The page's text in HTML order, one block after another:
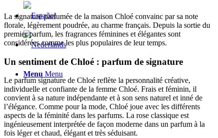
Menu Menu
La signature parfumée de la maison Chloé convainc par sa note
florale, légèrement poudrée, au charme français. Depuis la sortie du
premier parfum, les fragrances féminines et élégantes sont
considérées comme les plus populaires de leur temps.
Un sentiment de Chloé : parfum de signature
Le parfum signature de Chloé reflète la personnalité créative,
individuelle et confiante de la femme Chloé. Frais et féminin, il
convient à sa nature indépendante et à son sens naturel et inné de
l’élégance. Comme pour la mode, Chloé joue avec les différents
aspects de la féminité dans les parfums. La rose classique est
ingénieusement interprétée de façon moderne dans un parfum à la
fois léger et chaud, élégant et très séduisant.